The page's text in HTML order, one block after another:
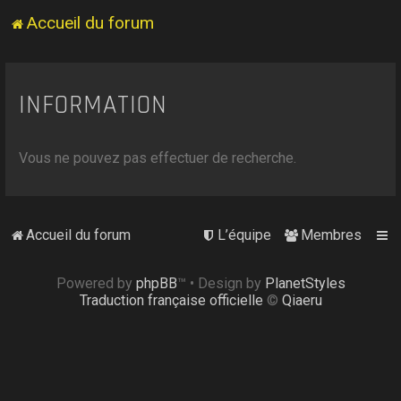
Accueil du forum
INFORMATION
Vous ne pouvez pas effectuer de recherche.
Accueil du forum Membres
L’équipe
Powered by phpBB™ • Design by PlanetStyles
Traduction française officielle © Qiaeru